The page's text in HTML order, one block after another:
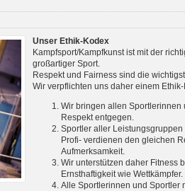
Unser Ethik-Kodex
Kampfsport/Kampfkunst ist mit der
großartiger Sport.
Respekt und Fairness sind die
Wir verpflichten uns daher einem
Wir bringen allen Sportlerinnen
Respekt entgegen.
Sportler aller Leistungsgruppen
Profi- verdienen den gleichen
Aufmerksamkeit.
Wir unterstützen daher Fitness
Ernsthaftigkeit wie Wettkämpfer.
Alle Sportlerinnen und Sportler